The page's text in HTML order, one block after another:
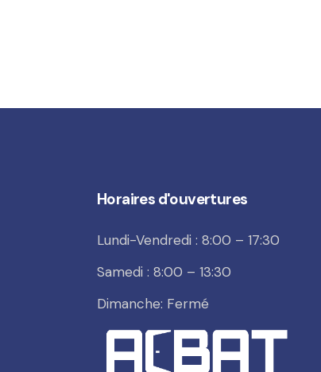
Horaires d'ouvertures
Lundi-Vendredi : 8:00 – 17:30
Samedi : 8:00 – 13:30
Dimanche: Fermé